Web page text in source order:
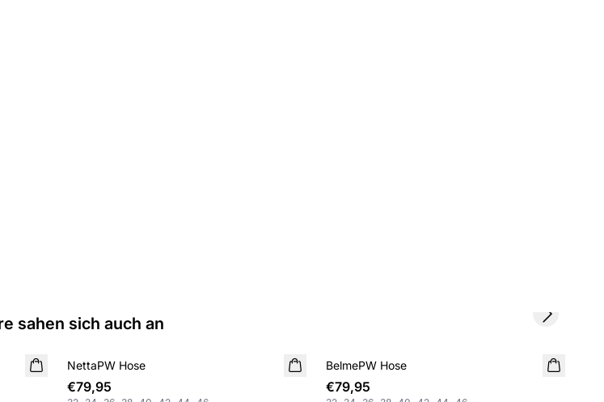
sahen sich auch an
NettaPW Hose
€79,95
BelmePW Hose
€79,95
Next slide